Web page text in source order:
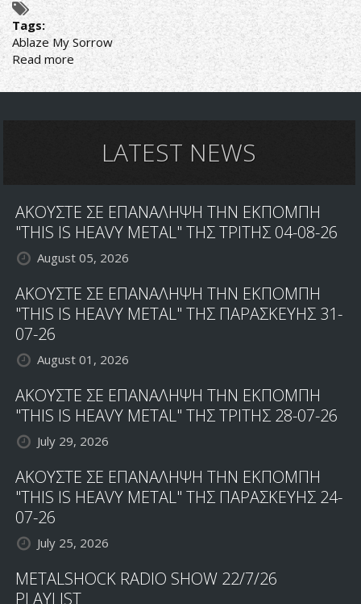
Tags:
Ablaze My Sorrow
Read more about
ΠΕΜΠΤΟΣ
ΔΙΣΚΟΣ
ΕΤΑΙΡΕΙΑ
MY
SORROW
LATEST NEWS
ΑΚΟΥΣΤΕ ΣΕ ΕΠΑΝΑΛΗΨΗ ΤΗΝ ΕΚΠΟΜΠΗ
"THIS IS HEAVY METAL" ΤΗΣ ΤΡΙΤΗΣ 04-08-26
August 05, 2026
ΑΚΟΥΣΤΕ ΣΕ ΕΠΑΝΑΛΗΨΗ ΤΗΝ ΕΚΠΟΜΠΗ
"THIS IS HEAVY METAL" ΤΗΣ ΠΑΡΑΣΚΕΥΗΣ 31-
07-26
August 01, 2026
ΑΚΟΥΣΤΕ ΣΕ ΕΠΑΝΑΛΗΨΗ ΤΗΝ ΕΚΠΟΜΠΗ
"THIS IS HEAVY METAL" ΤΗΣ ΤΡΙΤΗΣ 28-07-26
July 29, 2026
ΑΚΟΥΣΤΕ ΣΕ ΕΠΑΝΑΛΗΨΗ ΤΗΝ ΕΚΠΟΜΠΗ
"THIS IS HEAVY METAL" ΤΗΣ ΠΑΡΑΣΚΕΥΗΣ 24-
07-26
July 25, 2026
METALSHOCK RADIO SHOW 22/7/26
PLAYLIST